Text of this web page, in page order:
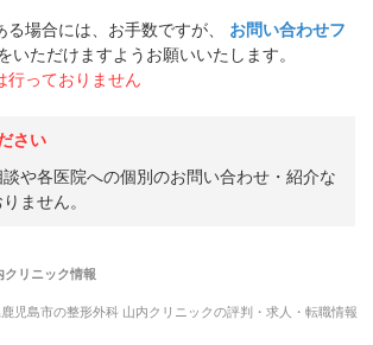
場合には、お手数ですが、
お問い合わせフ
いただけますようお願いいたします。
っておりません
さい
や各医院への個別のお問い合わせ・紹介な
ません。
クリニック情報
鹿児島市の整形外科 山内クリニックの評判・求人・転職情報